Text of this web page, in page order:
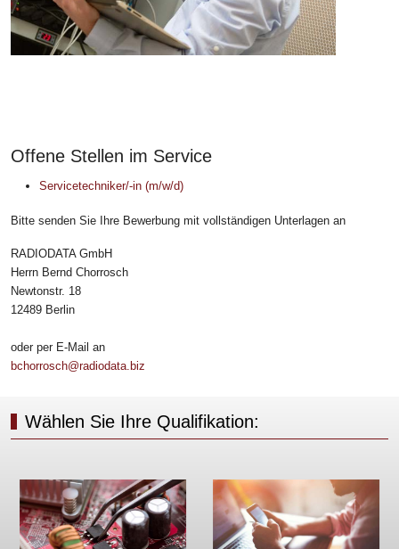
Offene Stellen im Service
Servicetechniker/-in (m/w/d)
Bitte senden Sie Ihre Bewerbung mit vollständigen Unterlagen an
RADIODATA GmbH
Herrn Bernd Chorrosch
Newtonstr. 18
12489 Berlin
oder per E-Mail an
bchorrosch@radiodata.biz
Wählen Sie Ihre Qualifikation: